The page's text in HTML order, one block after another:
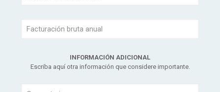
INFORMACIÓN ADICIONAL
Escriba aquí otra información que considere importante.